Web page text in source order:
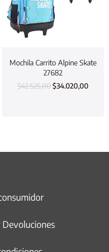
Mochila Carrito Alpine Skate
27682
$42.525,00$34.020,00
Devoluciones